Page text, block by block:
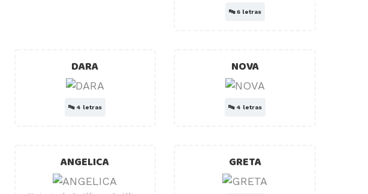
🔤6 letras
DARA
🔤 4 letras
NOVA
🔤 4 letras
ANGELICA GRETA